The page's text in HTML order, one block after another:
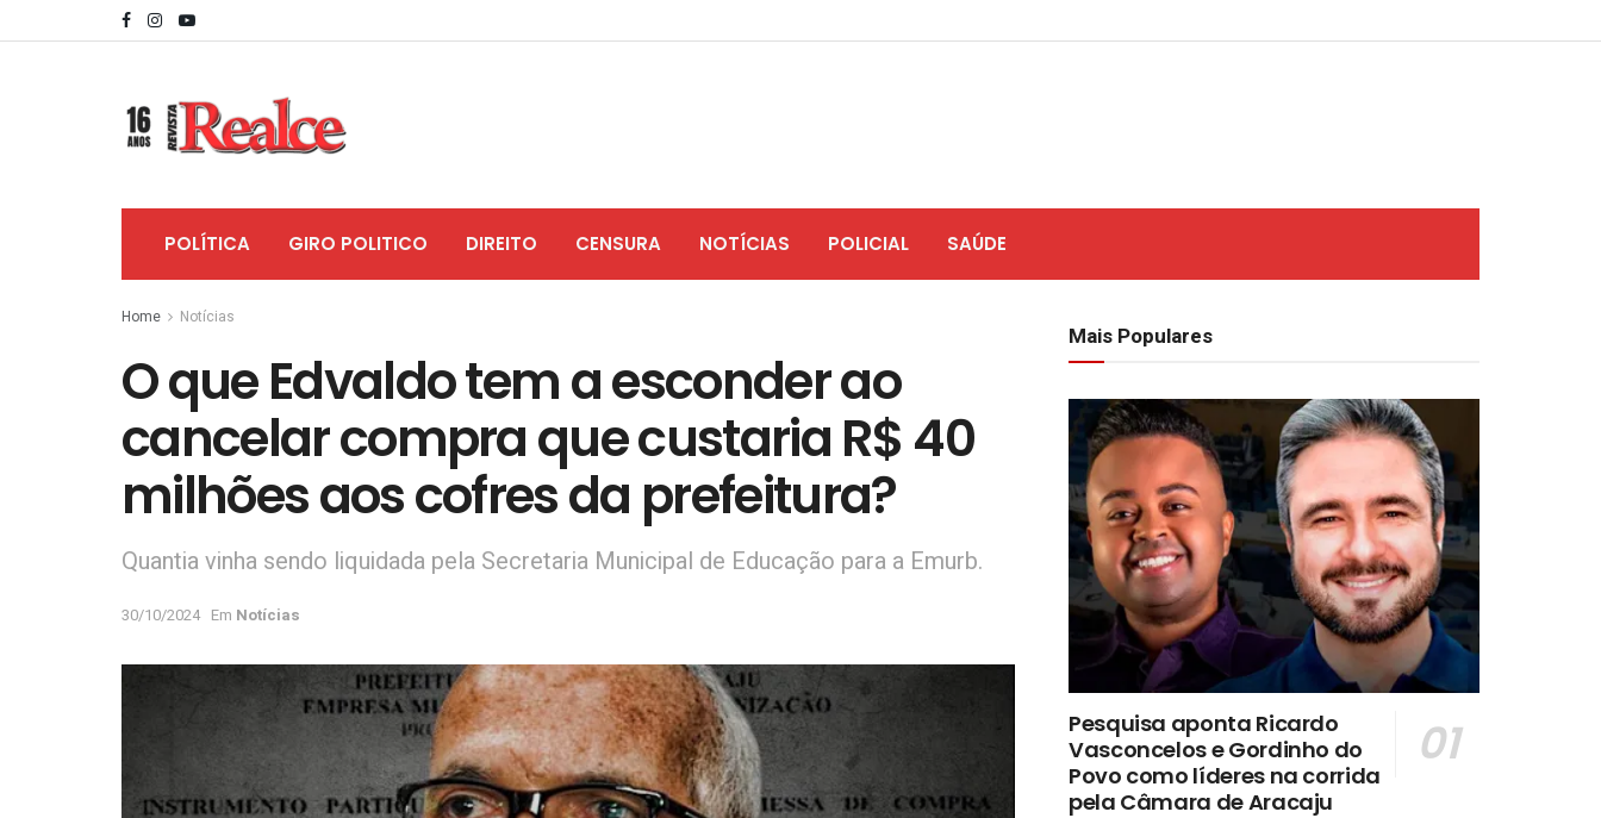
POLÍTICA GIRO POLITICO DIREITO CENSURA NOTÍCIAS POLICIAL SAÚDE
Home Notícias
O que Edvaldo tem a esconder ao
cancelar compra que custaria R$ 40
milhões aos cofres da prefeitura?
Quantia vinha sendo liquidada pela Secretaria Municipal de Educação para a Emurb.
30/10/2024 Em Notícias
Mais Populares
Pesquisa aponta Ricardo
Vasconcelos e Gordinho do
Povo como líderes na corrida
pela Câmara de Aracaju